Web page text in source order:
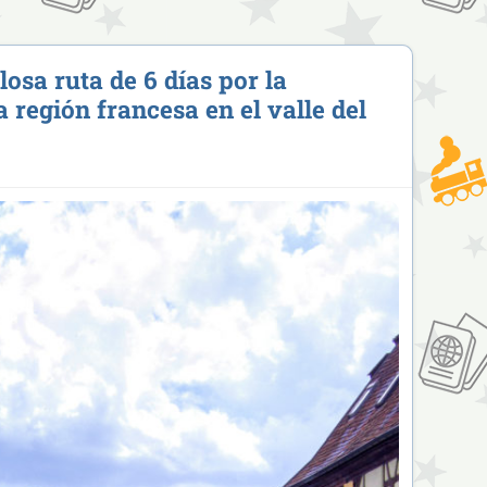
ruta de 6 días por la
región francesa en el valle del